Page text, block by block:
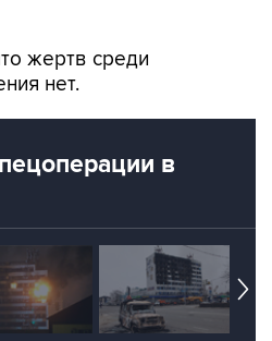
жертв среди
в